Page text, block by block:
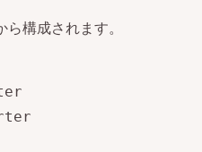
構成されます。